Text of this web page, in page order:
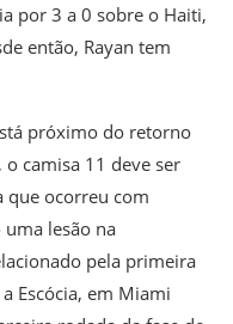
por 3 a 0 sobre o Haiti,
então, Rayan tem
próximo do retorno
camisa 11 deve ser
que ocorreu com
lesão na
pela primeira
Escócia, em Miami